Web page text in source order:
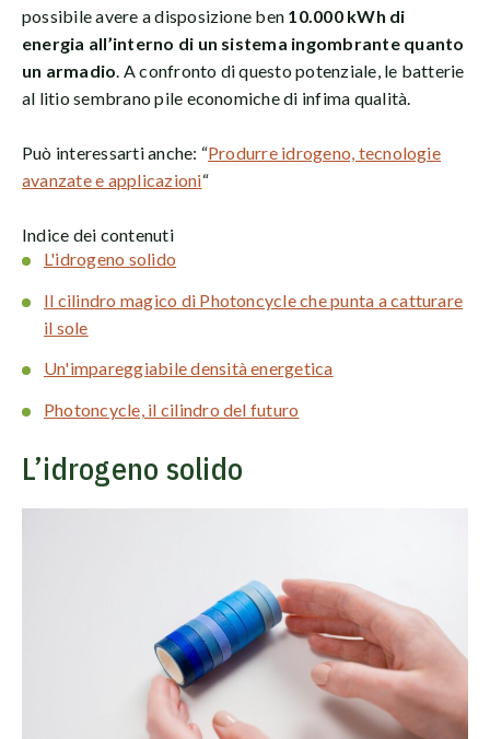
possibile avere a disposizione ben 10.000 kWh di
energia all’interno di un sistema ingombrante quanto
un armadio. A confronto di questo potenziale, le batterie
al litio sembrano pile economiche di infima qualità.
Può interessarti anche: “Produrre idrogeno, tecnologie
avanzate e applicazioni“
Indice dei contenuti
L'idrogeno solido
Il cilindro magico di Photoncycle che punta a catturare
il sole
Un'impareggiabile densità energetica
Photoncycle, il cilindro del futuro
L’idrogeno solido